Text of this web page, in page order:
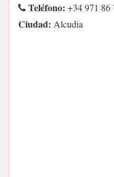
Teléfono: +34 971 86
Ciudad: Alcudia